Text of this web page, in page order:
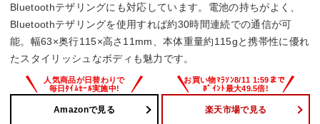
Bluetoothテザリングにも対応しています。電池の持ちがよく、
Bluetoothテザリングを使用すれば約30時間連続での通信が可
能。幅63×奥行115×高さ11mm、本体重量約115gと携帯性に優れ
たスタイリッシュなボディも魅力です。
Amazonで見る 楽天市場で見る